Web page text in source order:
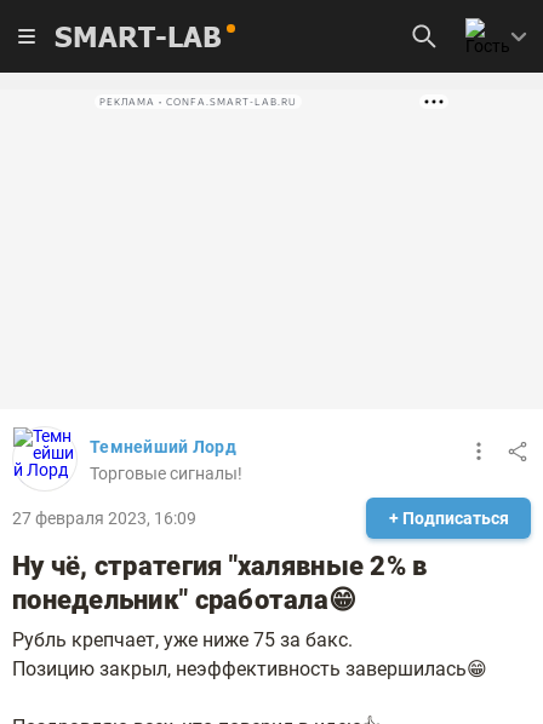
SMART-LAB
РЕКЛАМА • CONFA.SMART-LAB.RU
Темнейший Лорд
Торговые сигналы!
27 февраля 2023, 16:09 + Подписаться
Ну чё, стратегия "халявные 2% в
понедельник" сработала😁
Рубль крепчает, уже ниже 75 за бакс.
Позицию закрыл, неэффективность завершилась😁